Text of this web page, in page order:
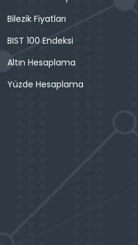
Bilezik Fiyatları
BIST 100 Endeksi
Altın Hesaplama
Yüzde Hesaplama